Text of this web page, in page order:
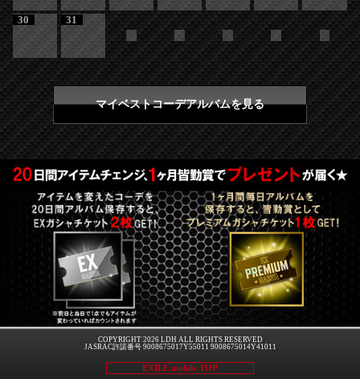
30 31
マイベストコーデアルバムを見る
COPYRIGHT 2026 LDH ALL RIGHTS RESERVED
JASRAC許諾番号 9008675017Y55011 9008675014Y41011
EXILE mobile TOP